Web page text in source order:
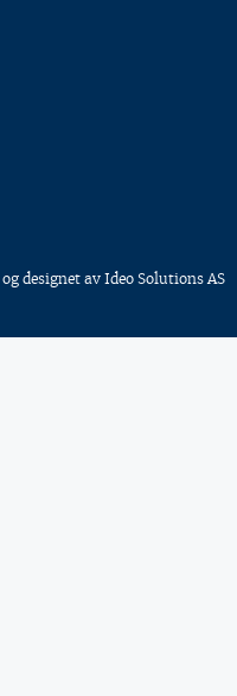
og designet av Ideo Solutions AS